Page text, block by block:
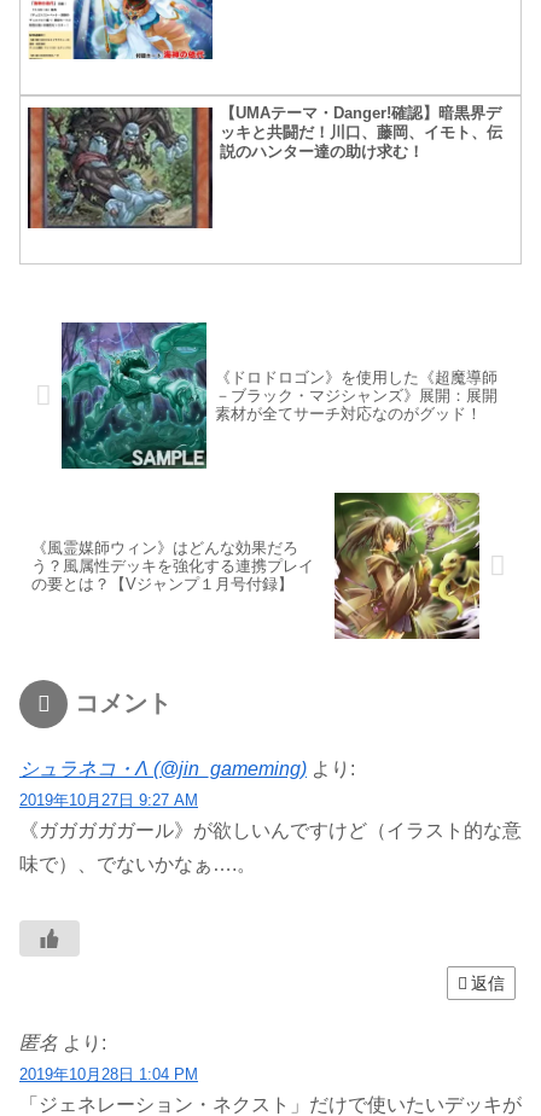
【UMAテーマ・Danger!確認】暗黒界デ
ッキと共闘だ！川口、藤岡、イモト、伝
説のハンター達の助け求む！
《ドロドロゴン》を使用した《超魔導師
－ブラック・マジシャンズ》展開：展開
素材が全てサーチ対応なのがグッド！
《風霊媒師ウィン》はどんな効果だろ
う？風属性デッキを強化する連携プレイ
の要とは？【Vジャンプ１月号付録】
コメント
シュラネコ・Λ (@jin_gameming) より:
2019年10月27日 9:27 AM
《ガガガガガール》が欲しいんですけど（イラスト的な意
味で）、でないかなぁ….。
返信
匿名 より:
2019年10月28日 1:04 PM
「ジェネレーション・ネクスト」だけで使いたいデッキが